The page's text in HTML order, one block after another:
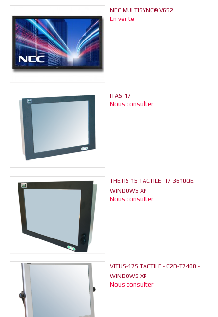
NEC MULTISYNC® V652
En vente
ITAS-17
Nous consulter
THETIS-15 TACTILE - I7-3610QE -
WINDOWS XP
Nous consulter
VITUS-17S TACTILE - C2D-T7400 -
WINDOWS XP
Nous consulter